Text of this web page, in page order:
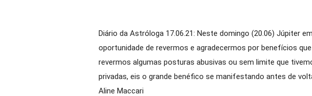
Diário da Astróloga 17.06.21: Neste domingo (20.06) Júpiter
oportunidade de revermos e agradecermos por benefícios
revermos algumas posturas abusivas ou sem limite que
privadas, eis o grande benéfico se manifestando antes de
Aline Maccari